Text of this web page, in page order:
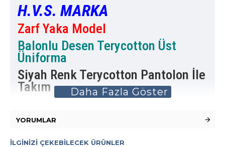
H.V.S. MARKA
Zarf Yaka Model
Balonlu Desen Terycotton Üst
Üniforma
Siyah Renk Terycotton Pantolon İle
Takım
YORUMLAR
İLGINIZI ÇEKEBILECEK ÜRÜNLER